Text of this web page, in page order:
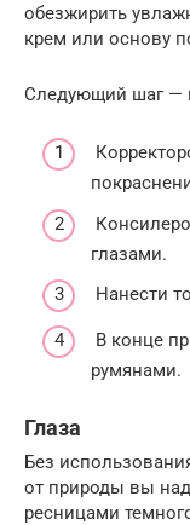
обезжирить
крем или основу
Следующий шаг —
глазами.
Нанести
В конце
румянами.
Глаза
Без
от природы вы
ресницами